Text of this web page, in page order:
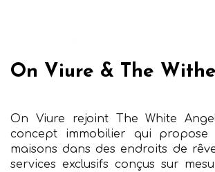
On Viure & The
On Viure rejoint The White
concept immobilier qui propose
maisons dans des endroits de
services exclusifs conçus sur